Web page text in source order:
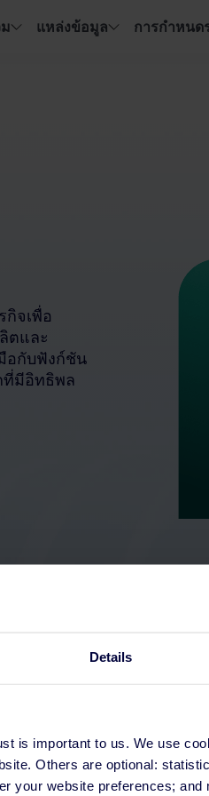
Details
is important to us. We use
Others are optional:
your website preferences;
แหล่งข้อมูล การกำหนด
จเพื่อ
ตและ
อกับฟังก์ชัน
ที่มีอิทธิพล